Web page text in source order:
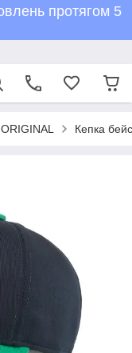
протягом 5
Кепка